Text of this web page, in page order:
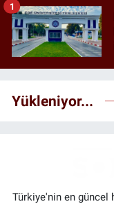
1
Yükleniyor...
Türkiye'nin en güncel